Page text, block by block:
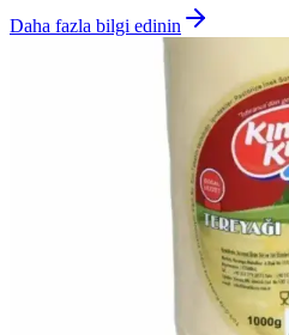
Daha fazla bilgi edinin